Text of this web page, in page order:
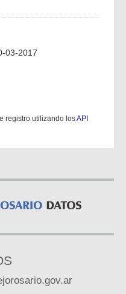
03-2017
registro utilizando losAPI